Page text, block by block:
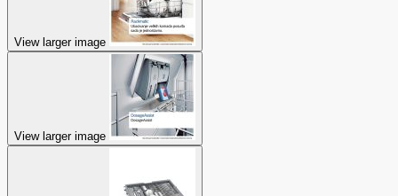
View larger image
View larger image